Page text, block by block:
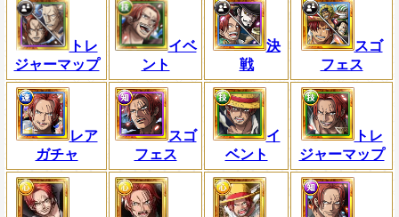
トレ
ジャーマップ
イベ
ント
決
戦
スゴ
フェス
レア
ガチャ
スゴ
フェス
イ
ベント
トレ
ジャーマップ